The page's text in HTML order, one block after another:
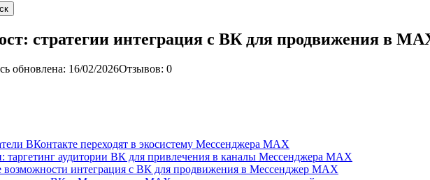
стратегии интеграция с ВК для продвижения в
обновлена: 16/02/2026Отзывов: 0
ВКонтакте переходят в экосистему Мессенджера MAX
аудитории ВК для привлечения в каналы Мессенджера MAX
возможности интеграция с ВК для продвижения в Мессенджер MAX